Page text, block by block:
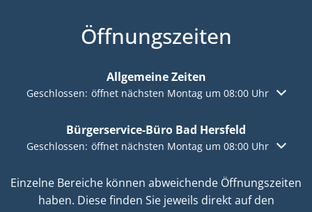
Öffnungszeiten
Allgemeine Zeiten
Klicken, um weitere Öffnungs- oder Schließzeiten
Geschlossen: öffnet nächsten Montag um 08:00 Uhr
Bürgerservice-Büro Bad Hersfeld
Klicken, um weitere Öffnungs- oder Schließzeiten
Geschlossen: öffnet nächsten Montag um 08:00 Uhr
Einzelne Bereiche können abweichende Öffnungszeiten
haben. Diese finden Sie jeweils direkt auf den